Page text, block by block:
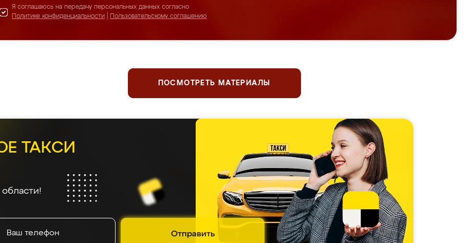
Я соглашаюсь на передачу персональных данных согласно
Политике конфиденциальности
Пользовательскому соглашению
ПОСМОТРЕТЬ МАТЕРИАЛЫ
Держим планку серьезнее, чем чемпионы по фигурному
5.0 4.9 5.0 5.0 5.0 5.0
из 5 Оставить отзыв